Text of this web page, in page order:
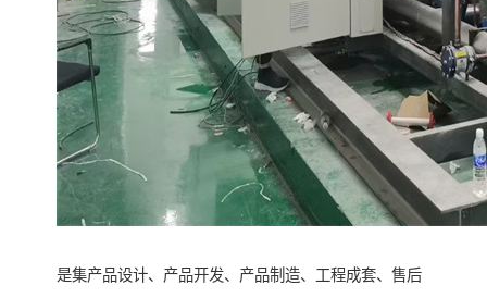
是集产品设计、产品开发、产品制造、工程成套、售后